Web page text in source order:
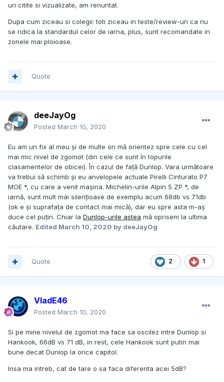
uri citite si vizualizate, am renuntat.
Dupa cum ziceau si colegii: toti ziceau in teste/review-uri ca nu
se ridica la standardul celor de iarna, plus, sunt recomandate in
zonele mai ploioase.
Quote
deeJayOg
Posted March 10, 2020
Eu am un fix al meu și de multe ori mă orientez spre cele cu cel
mai mic nivel de zgomot (din cele ce sunt în topurile
clasamentelor de obicei). În cazul de față Dunlop. Vara următoare
va trebui să schimb și eu anvelopele actuale Pirelli Cinturato P7
MOE *, cu care a venit mașina. Michelin-urile Alpin 5 ZP *, de
iarnă, sunt mult mai silențioase de exemplu acum 68db vs 71db
(ok e și suprafața de contact mai mică), dar eu spre asta m-aș
duce cel puțin. Chiar la Dunlop-urile astea mă oprisem la ultima
căutare. Edited March 10, 2020 by deeJayOg
2 1
Quote
VladE46
Posted March 10, 2020
Si pe mine nivelul de zgomot ma face sa oscilez intre Dunlop si
Hankook, 66dB vs 71 dB, in rest, cele Hankook sunt putin mai
bune decat Dunlop la orice capitol.
Insa ma intreb, cat de tare o sa faca diferenta acei 5dB?